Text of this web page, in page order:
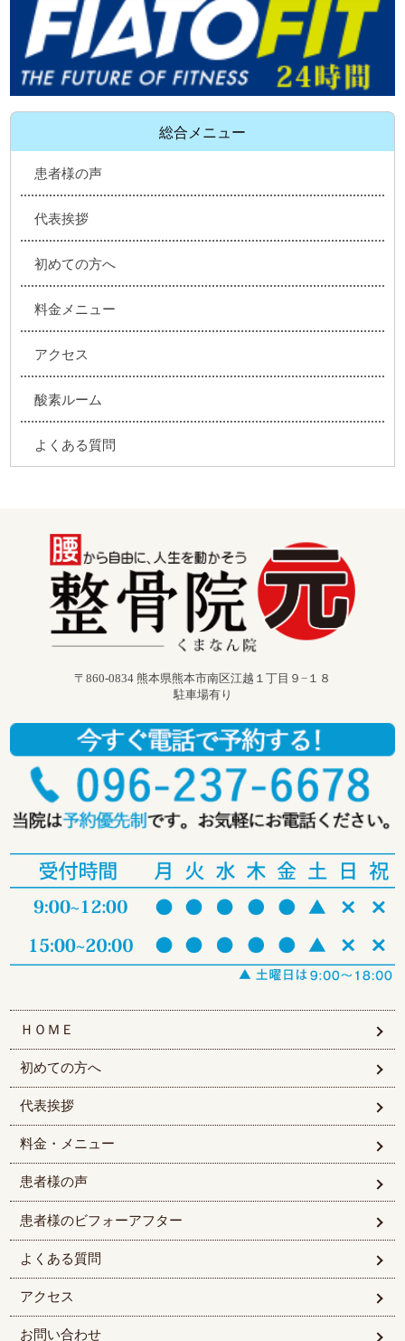
総合メニュー
患者様の声
代表挨拶
初めての方へ
料金メニュー
アクセス
酸素ルーム
よくある質問
〒860-0834 熊本県熊本市南区江越１丁目９−１８
駐車場有り
ＨＯＭＥ
初めての方へ
代表挨拶
料金・メニュー
患者様の声
患者様のビフォーアフター
よくある質問
アクセス
お問い合わせ